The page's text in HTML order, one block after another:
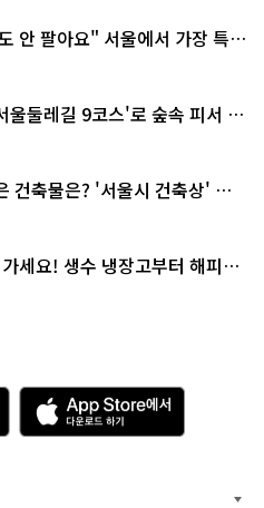
안 팔아요" 서울에서 가장 특별
울둘레길 9코스'로 숲속 피서 떠
건축물은? '서울시 건축상' 수
세요! 생수 냉장고부터 해피소
A
p
p